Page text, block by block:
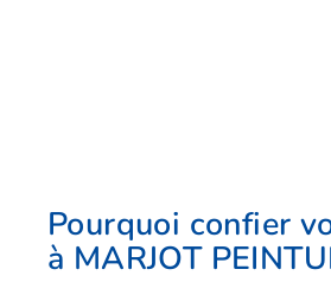
Pourquoi confier
à MARJOT